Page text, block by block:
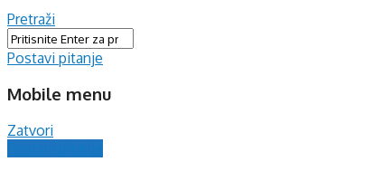
Pretraži
Postavi pitanje
Mobile menu
Zatvori